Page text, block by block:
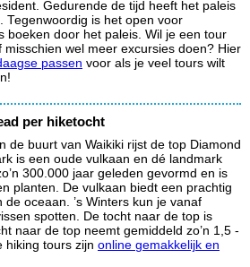
Gedurende de tijd heeft het paleis
Tegenwoordig is het open voor
boeken door het paleis. Wil je een tour
misschien wel meer excursies doen? Hier
passen voor als je veel tours wilt
per hiketocht
de buurt van Waikiki rijst de top Diamond
is een oude vulkaan en dé landmark
300.000 jaar geleden gevormd en is
planten. De vulkaan biedt een prachtig
oceaan. ’s Winters kun je vanaf
spotten. De tocht naar de top is
naar de top neemt gemiddeld zo’n 1,5 -
hiking tours zijn online gemakkelijk en